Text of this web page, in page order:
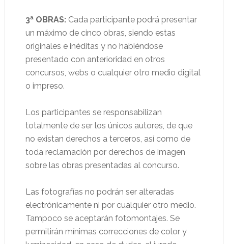
3ª OBRAS: Cada participante podrá presentar
un máximo de cinco obras, siendo estas
originales e inéditas y no habiéndose
presentado con anterioridad en otros
concursos, webs o cualquier otro medio digital
o impreso.
Los participantes se responsabilizan
totalmente de ser los únicos autores, de que
no existan derechos a terceros, así como de
toda reclamación por derechos de imagen
sobre las obras presentadas al concurso.
Las fotografías no podrán ser alteradas
electrónicamente ni por cualquier otro medio.
Tampoco se aceptarán fotomontajes. Se
permitirán mínimas correcciones de color y